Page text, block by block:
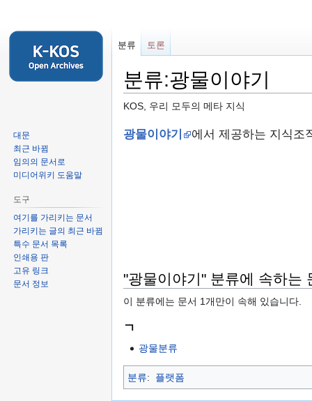
분류:광물이야기
KOS, 우리 모두의 메타 지식
둘
검
광물이야기 에서 제공하는 지식조
"광물이야기" 분류에 속하는
이 분류에는 문서 1개만이 속해 있습니다.
ㄱ
광물분류
분류: 플랫폼
분류 토론
대문
최근 바뀜
임의의 문서로
미디어위키 도움말
도구
여기를 가리키는 문서
가리키는 글의 최근 바뀜
특수 문서 목록
인쇄용 판
고유 링크
문서 정보